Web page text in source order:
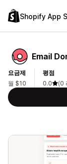
Shopify App
Email
요금제
월 $10
평점
0.0
(0